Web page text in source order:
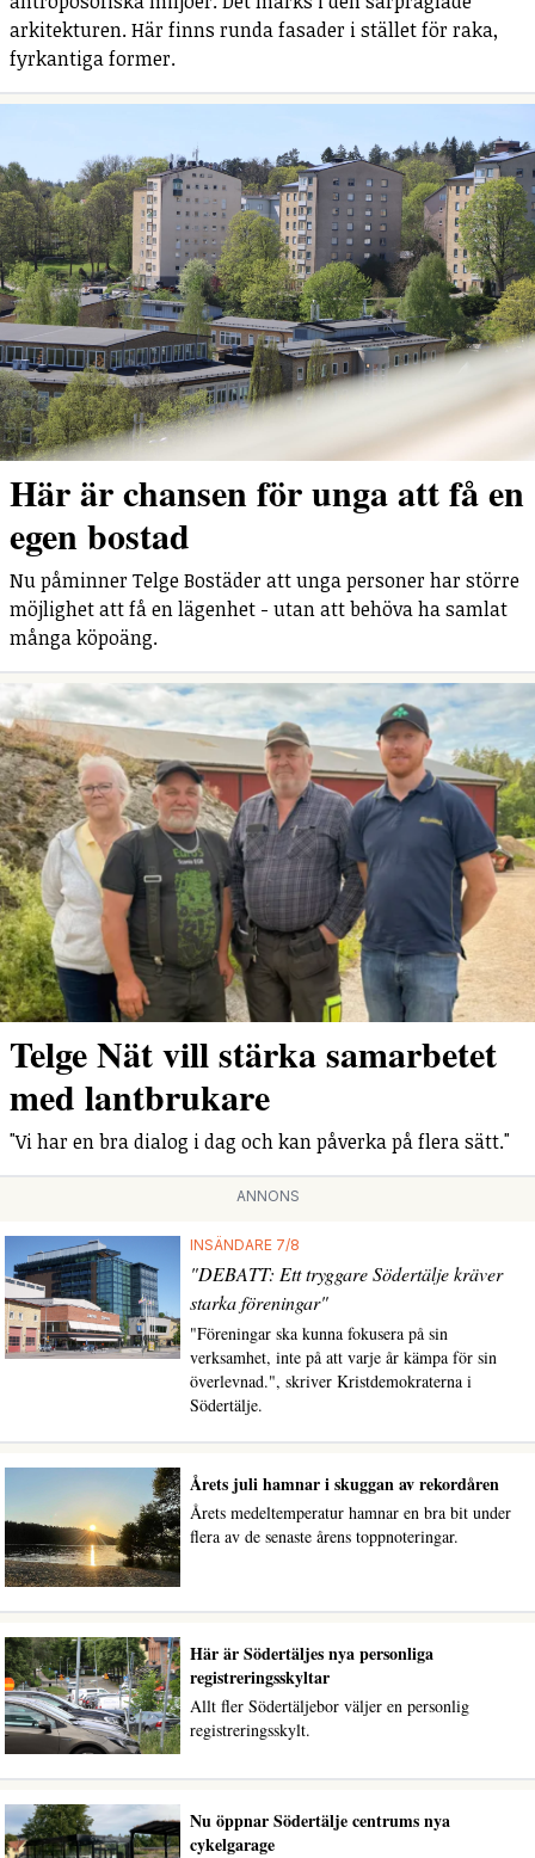
arkitekturen. Här finns runda fasader i stället för raka,
fyrkantiga former.
Här är chansen för unga att få en
egen bostad
Nu påminner Telge Bostäder att unga personer har större
möjlighet att få en lägenhet - utan att behöva ha samlat
många köpoäng.
Telge Nät vill stärka samarbetet
med lantbrukare
"Vi har en bra dialog i dag och kan påverka på flera sätt."
ANNONS
INSÄNDARE 7/8
"DEBATT: Ett tryggare Södertälje kräver
starka föreningar"
"Föreningar ska kunna fokusera på sin
verksamhet, inte på att varje år kämpa för sin
överlevnad.", skriver Kristdemokraterna i
Södertälje.
Årets juli hamnar i skuggan av rekordåren
Årets medeltemperatur hamnar en bra bit under
flera av de senaste årens toppnoteringar.
Här är Södertäljes nya personliga
registreringsskyltar
Allt fler Södertäljebor väljer en personlig
registreringsskylt.
Nu öppnar Södertälje centrums nya
cykelgarage